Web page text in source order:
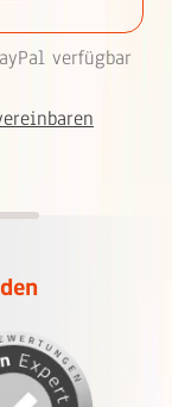
verfügbar